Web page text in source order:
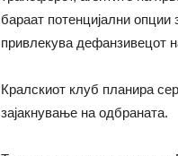
бараат потенцијални
привлекува дефанзивецот
Кралскиот клуб планира
зајакнување на одбраната.